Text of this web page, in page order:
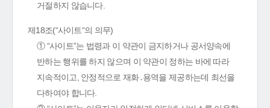
거절하지 않습니다.
제18조(“사이트“의 의무)
① “사이트”는 법령과 이 약관이 금지하거나 공서양속에
반하는 행위를 하지 않으며 이 약관이 정하는 바에 따라
지속적이고, 안정적으로 재화․용역을 제공하는데 최선을
다하여야 합니다.